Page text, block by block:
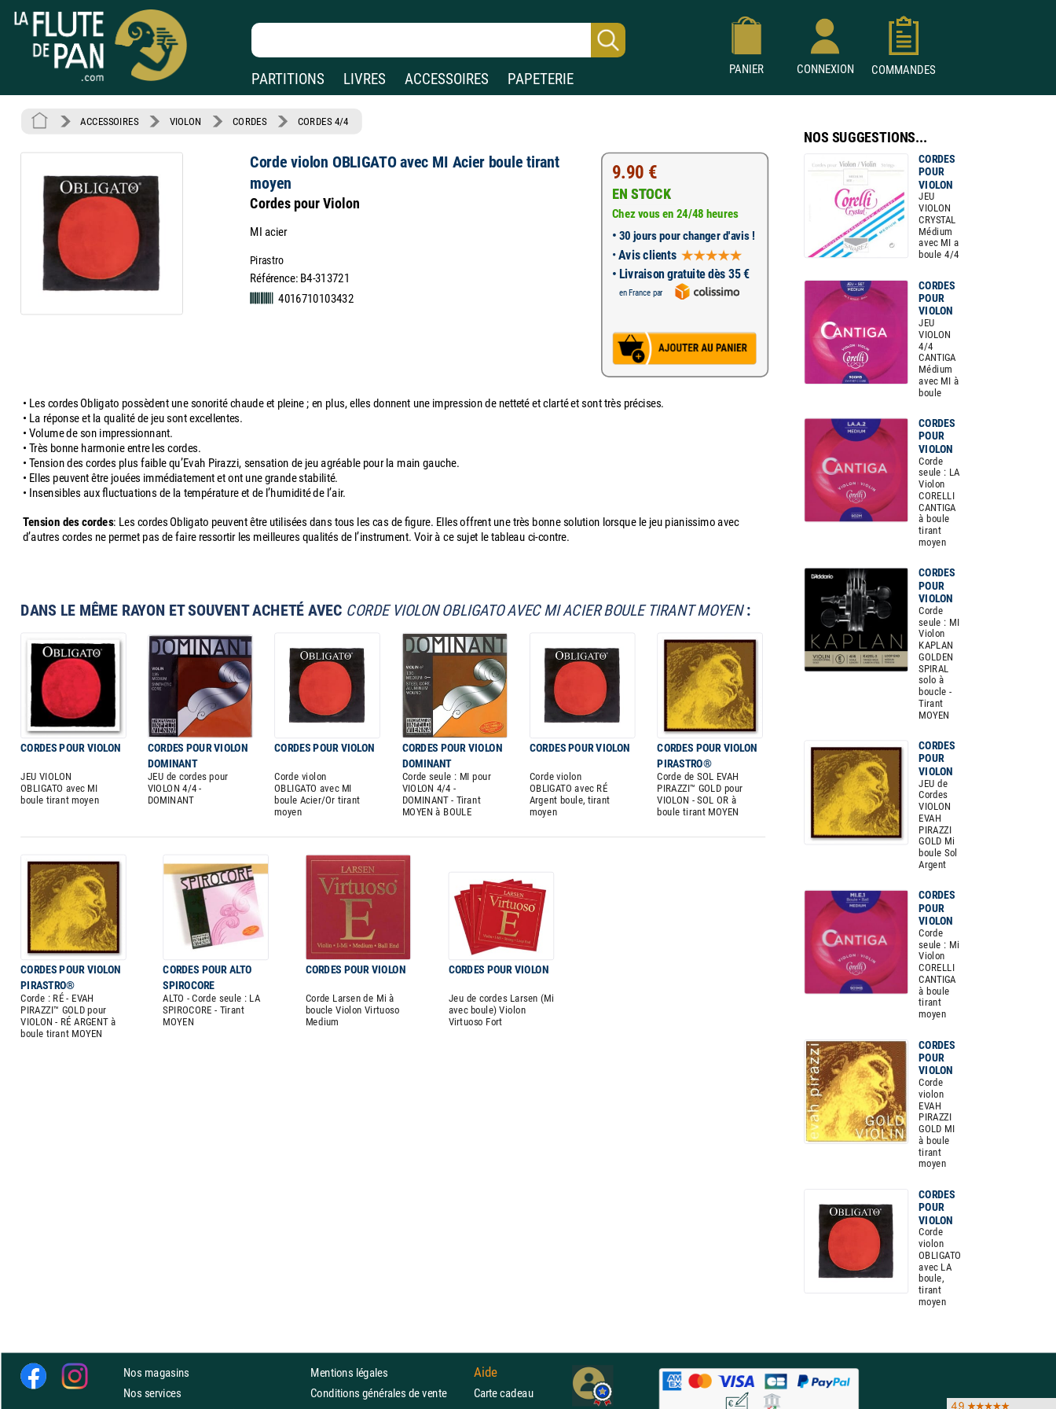
PARTITIONS LIVRES ACCESSOIRES PAPETERIE
PANIER CONNEXION COMMANDES
ACCESSOIRES VIOLON CORDES CORDES 4/4
Corde violon OBLIGATO avec MI Acier boule tirant
moyen
Cordes pour Violon
MI acier
Pirastro
Référence: B4-313721
4016710103432
9.90 €
EN STOCK
Chez vous en 24/48 heures
• 30 jours pour changer d'avis !
•Avis clients
• Livraison gratuite dès 35 €
en France par
• Les cordes Obligato possèdent une sonorité chaude et pleine ; en plus, elles donnent une impression de netteté et clarté et sont très précises.
• La réponse et la qualité de jeu sont excellentes.
• Volume de son impressionnant.
• Très bonne harmonie entre les cordes.
• Tension des cordes plus faible qu’Evah Pirazzi, sensation de jeu agréable pour la main gauche.
• Elles peuvent être jouées immédiatement et ont une grande stabilité.
• Insensibles aux fluctuations de la température et de l’humidité de l’air.
Tension des cordes: Les cordes Obligato peuvent être utilisées dans tous les cas de figure. Elles offrent une très bonne solution lorsque le jeu pianissimo avec
d’autres cordes ne permet pas de faire ressortir les meilleures qualités de l’instrument. Voir à ce sujet le tableau ci-contre.
DANS LE MÊME RAYON ET SOUVENT ACHETÉ AVEC CORDE VIOLON OBLIGATO AVEC MI ACIER BOULE TIRANT MOYEN:
CORDES POUR VIOLON
CORDES POUR VIOLON
DOMINANT
CORDES POUR VIOLON
CORDES POUR VIOLON
DOMINANT
CORDES POUR VIOLON
CORDES POUR VIOLON
PIRASTRO®
JEU VIOLON
OBLIGATO avec MI
boule tirant moyen
JEU de cordes pour
VIOLON 4/4 -
DOMINANT
Corde violon
OBLIGATO avec MI
boule Acier/Or tirant
moyen
Corde seule : MI pour
VIOLON 4/4 -
DOMINANT - Tirant
MOYEN à BOULE
Corde violon
OBLIGATO avec RÉ
Argent boule, tirant
moyen
Corde de SOL EVAH
PIRAZZI™ GOLD pour
VIOLON - SOL OR à
boule tirant MOYEN
CORDES POUR VIOLON
PIRASTRO®
CORDES POUR ALTO
SPIROCORE
CORDES POUR VIOLON CORDES POUR VIOLON
Corde : RÉ - EVAH
PIRAZZI™ GOLD pour
VIOLON - RÉ ARGENT à
boule tirant MOYEN
ALTO - Corde seule : LA
SPIROCORE - Tirant
MOYEN
Corde Larsen de Mi à
boucle Violon Virtuoso
Medium
Jeu de cordes Larsen (Mi
avec boule) Violon
Virtuoso Fort
NOS SUGGESTIONS...
CORDES
POUR
VIOLON
JEU
VIOLON
CRYSTAL
Médium
avec MI a
boule 4/4
CORDES
POUR
VIOLON
JEU
VIOLON
4/4
CANTIGA
Médium
avec MI à
boule
CORDES
POUR
VIOLON
Corde
seule : LA
Violon
CORELLI
CANTIGA
à boule
tirant
moyen
CORDES
POUR
VIOLON
Corde
seule : MI
Violon
KAPLAN
GOLDEN
SPIRAL
solo à
boucle -
Tirant
MOYEN
CORDES
POUR
VIOLON
JEU de
Cordes
VIOLON
EVAH
PIRAZZI
GOLD Mi
boule Sol
Argent
CORDES
POUR
VIOLON
Corde
seule : Mi
Violon
CORELLI
CANTIGA
à boule
tirant
moyen
CORDES
POUR
VIOLON
Corde
violon
EVAH
PIRAZZI
GOLD MI
à boule
tirant
moyen
CORDES
POUR
VIOLON
Corde
violon
OBLIGATO
avec LA
boule,
tirant
moyen
Nos magasins
Nos services
Mentions légales
Conditions générales de vente
Aide
Carte cadeau